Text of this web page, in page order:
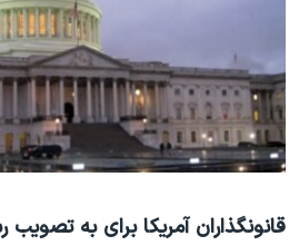
حقوق شهروندی
اقتصادی
علم و فناوری
گالری عکس
انتخابات ریاست جمهوری آمریکا ۲۰۲۴
حمله جمهوری اسلامی به اسرائیل
رمز مهسا
اعتراضات زن، زندگی، آزادی
زبانهای مختلف
قانونگذاران آمریکا برای به